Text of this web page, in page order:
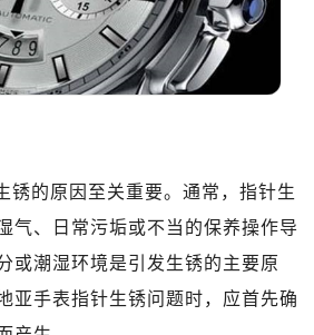
锈的原因至关重要。通常，指针生
气、日常污垢或不当的保养操作导
或潮湿环境是引发生锈的主要原
亚手表指针生锈问题时，应首先确